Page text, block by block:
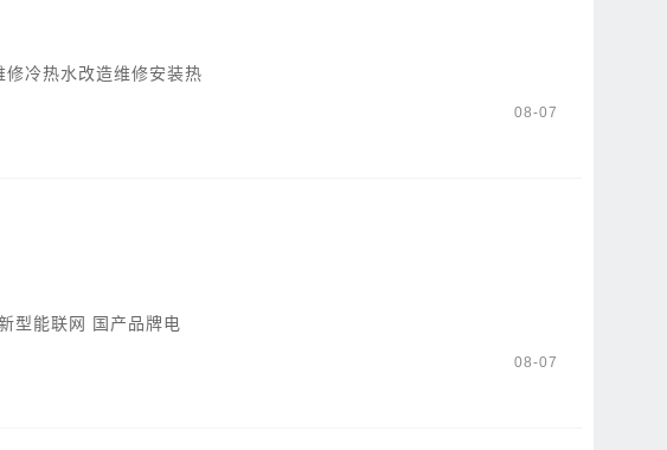
08-07
冷热水改造维修安装热
08-07
型能联网 国产品牌电